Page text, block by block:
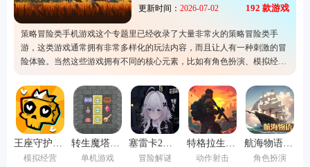
更新时间： 2026-07-02 192 款游戏
策略冒险类手机游戏这个专题里已经收录了大量非常火的策略冒险类手
游，这类游戏通常拥有非常多样化的玩法内容，而且让人有一种刺激的冒
险体验。当然这些游戏拥有不同的核心元素，比如有角色扮演、模拟经营
以及策略塔防等。所以如果真有兴趣的话，可以下载试玩噢，里面的音乐
和剧情都是十分吸引人的，在游玩的时候会有很强的体验感。
王座守护者手机版
模拟经营
转生魔塔中文版
单机游戏
塞雷卡2汉化版
冒险解谜
特格拉生存模拟汉化版
动作射击
航海物语手机版
角色扮演